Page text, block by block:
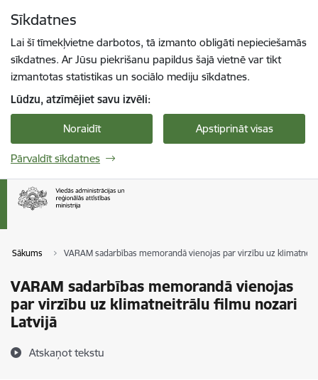
Sīkdatnes
Lai šī tīmekļvietne darbotos, tā izmanto obligāti nepieciešamās
sīkdatnes. Ar Jūsu piekrišanu papildus šajā vietnē var tikt
izmantotas statistikas un sociālo mediju sīkdatnes.
Lūdzu, atzīmējiet savu izvēli:
Noraidīt Apstiprināt visas
Pārvaldīt sīkdatnes
Sākums VARAM sadarbības memorandā vienojas par virzību uz
VARAM sadarbības memorandā vienojas
par virzību uz klimatneitrālu filmu nozari
Latvijā
Atskaņot tekstu